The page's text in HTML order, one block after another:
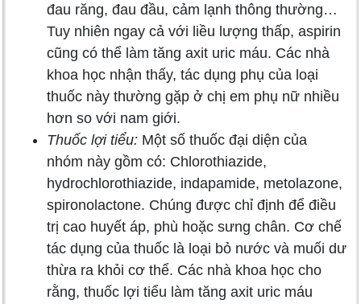
đau răng, đau đầu, cảm lạnh thông thường…
Tuy nhiên ngay cả với liều lượng thấp, aspirin
cũng có thể làm tăng axit uric máu. Các nhà
khoa học nhận thấy, tác dụng phụ của loại
thuốc này thường gặp ở chị em phụ nữ nhiều
hơn so với nam giới.
Thuốc lợi tiểu: Một số thuốc đại diện của
nhóm này gồm có: Chlorothiazide,
hydrochlorothiazide, indapamide, metolazone,
spironolactone. Chúng được chỉ định để điều
trị cao huyết áp, phù hoặc sưng chân. Cơ chế
tác dụng của thuốc là loại bỏ nước và muối dư
thừa ra khỏi cơ thể. Các nhà khoa học cho
rằng, thuốc lợi tiểu làm tăng axit uric máu